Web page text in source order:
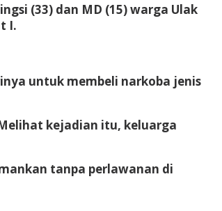
(33) dan MD (15) warga Ulak
I.
untuk membeli narkoba jenis
kejadian itu, keluarga
tanpa perlawanan di